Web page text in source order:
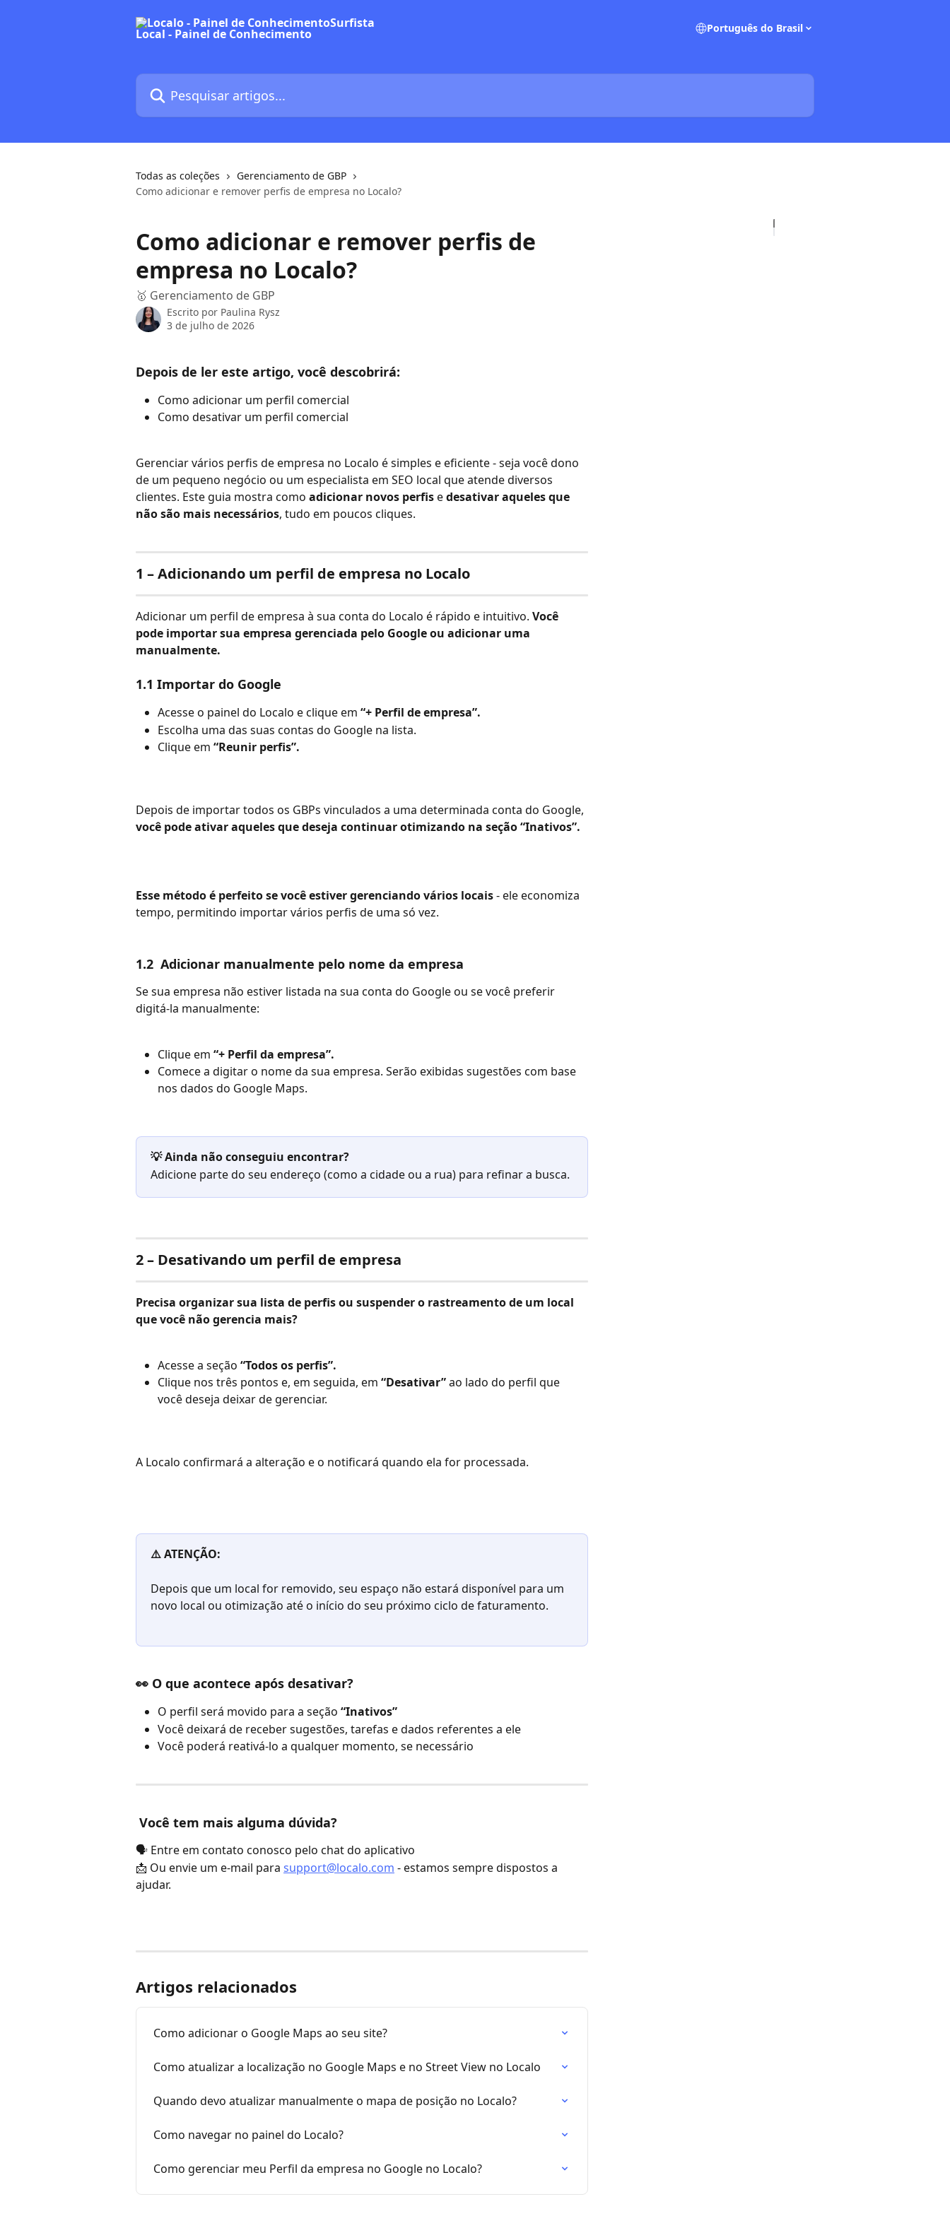
Português do Brasil
Pesquisar artigos...
Todas as coleções
Gerenciamento de GBP
Como adicionar e remover perfis de empresa no Localo?
Como adicionar e remover perfis de
empresa no Localo?
🥇 Gerenciamento de GBP
Escrito por Paulina Rysz
3 de julho de 2026
Depois de ler este artigo, você descobrirá:
Como adicionar um perfil comercial
Como desativar um perfil comercial
Gerenciar vários perfis de empresa no Localo é simples e eficiente - seja você dono
de um pequeno negócio ou um especialista em SEO local que atende diversos
clientes. Este guia mostra como adicionar novos perfis e desativar aqueles que
não são mais necessários, tudo em poucos cliques.
1 – Adicionando um perfil de empresa no Localo
Adicionar um perfil de empresa à sua conta do Localo é rápido e intuitivo. Você
pode importar sua empresa gerenciada pelo Google ou adicionar uma
manualmente.
1.1 Importar do Google
Acesse o painel do Localo e clique em “+ Perfil de empresa”.
Escolha uma das suas contas do Google na lista.
Clique em “Reunir perfis”.
Depois de importar todos os GBPs vinculados a uma determinada conta do Google,
você pode ativar aqueles que deseja continuar otimizando na seção “Inativos”.
Esse método é perfeito se você estiver gerenciando vários locais - ele economiza
tempo, permitindo importar vários perfis de uma só vez.
1.2  Adicionar manualmente pelo nome da empresa
Se sua empresa não estiver listada na sua conta do Google ou se você preferir
digitá-la manualmente:
Clique em “+ Perfil da empresa”.
Comece a digitar o nome da sua empresa. Serão exibidas sugestões com base
nos dados do Google Maps.
💡 Ainda não conseguiu encontrar?
Adicione parte do seu endereço (como a cidade ou a rua) para refinar a busca.
2 – Desativando um perfil de empresa
Precisa organizar sua lista de perfis ou suspender o rastreamento de um local
que você não gerencia mais?
Acesse a seção “Todos os perfis”.
Clique nos três pontos e, em seguida, em “Desativar” ao lado do perfil que
você deseja deixar de gerenciar.
A Localo confirmará a alteração e o notificará quando ela for processada.
⚠️ ATENÇÃO:
Depois que um local for removido, seu espaço não estará disponível para um
novo local ou otimização até o início do seu próximo ciclo de faturamento.
👀 O que acontece após desativar?
O perfil será movido para a seção “Inativos”
Você deixará de receber sugestões, tarefas e dados referentes a ele
Você poderá reativá-lo a qualquer momento, se necessário
Você tem mais alguma dúvida?
🗣️ Entre em contato conosco pelo chat do aplicativo
📩 Ou envie um e-mail para support@localo.com - estamos sempre dispostos a
ajudar.
Artigos relacionados
Como adicionar o Google Maps ao seu site?
Como atualizar a localização no Google Maps e no Street View no Localo
Quando devo atualizar manualmente o mapa de posição no Localo?
Como navegar no painel do Localo?
Como gerenciar meu Perfil da empresa no Google no Localo?